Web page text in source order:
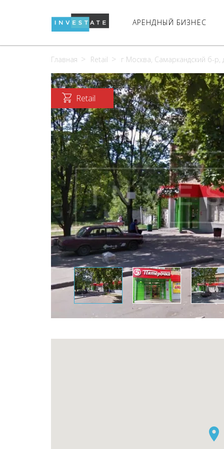
АРЕНДНЫЙ БИЗНЕС
Главная Retail г Москва, Самаркандский б-р,
Retail